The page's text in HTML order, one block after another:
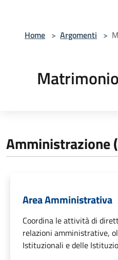
Home > Argomenti >
Matrimonio
Amministrazione
Area Amministrativa
Coordina le attività di
relazioni amministrative,
Istituzionali e delle